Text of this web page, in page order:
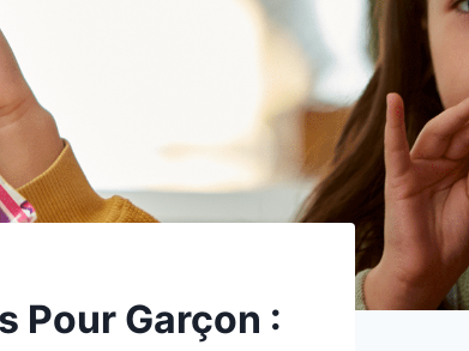
Pour Garçon :